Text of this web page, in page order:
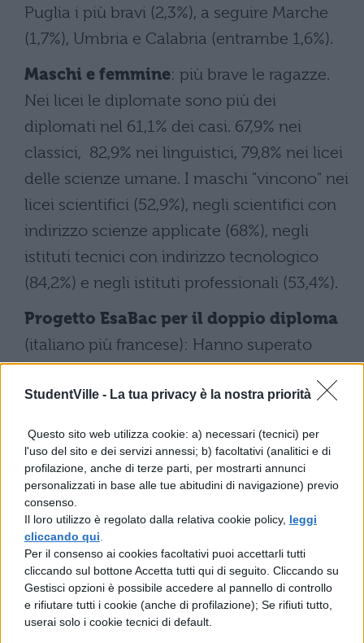
StudentVille - La tua privacy è la nostra priorità
Questo sito web utilizza cookie: a) necessari (tecnici) per
l'uso del sito e dei servizi annessi; b) facoltativi (analitici e di
profilazione, anche di terze parti, per mostrarti annunci
personalizzati in base alle tue abitudini di navigazione) previo
consenso.
Il loro utilizzo è regolato dalla relativa cookie policy, leggi
cliccando qui
Per il consenso ai cookies facoltativi puoi accettarli tutti
cliccando sul bottone Accetta tutti qui di seguito. Cliccando su
Gestisci opzioni è possibile accedere al pannello di controllo
e rifiutare tutti i cookie (anche di profilazione); Se rifiuti tutto,
userai solo i cookie tecnici di default.
Puglia i più bravi (2,3%), a seguire Marche
(1,7%), Umbria e Calabria (entrambe 1,6%).
Maschi e femmine: più brave le ragazze.
Nei licei le diplomate sono più dei
diplomati nel 61,1% dei casi. 67,9% nei
classici, 82,9% nei linguistici, 79,8% nei licei
delle scienze umane. I maschi "vincono" nei
licei scientifici (52,9%), negli scientifici con
indirizzo scienze applicate (68%), negli
istituti tecnici con indirizzo tecnologico
(84,2%) e negli istituti professionali (53,4%).
Progetto EsaBac per il doppio diploma
(italiano più francese): Hanno superato
l'esame il 91,2% dei maturandi.